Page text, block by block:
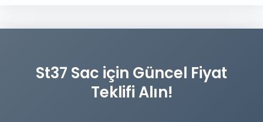
St37 Sac için Güncel Fiyat
Teklifi Alın!